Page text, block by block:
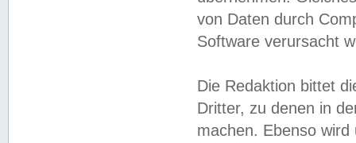
von Daten durch
Software verursacht
Die Redaktion bittet
Dritter, zu denen in
machen. Ebenso